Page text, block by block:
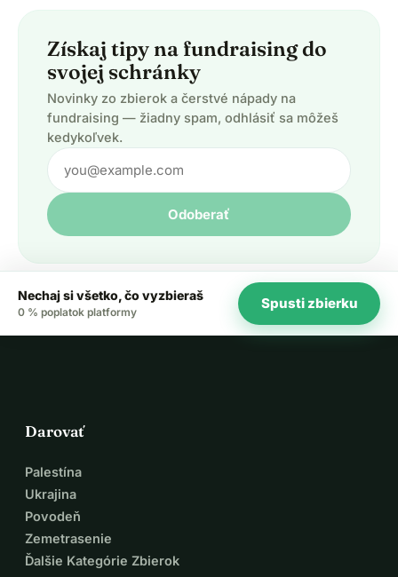
Získaj tipy na fundraising do
svojej schránky
Novinky zo zbierok a čerstvé nápady na
fundraising — žiadny spam, odhlásiť sa môžeš
kedykoľvek.
Odoberať
Nechaj si všetko, čo vyzbieraš
0 % poplatok platformy
Spusti zbierku
Darovať
Palestína
Ukrajina
Povodeň
Zemetrasenie
Ďalšie Kategórie Zbierok